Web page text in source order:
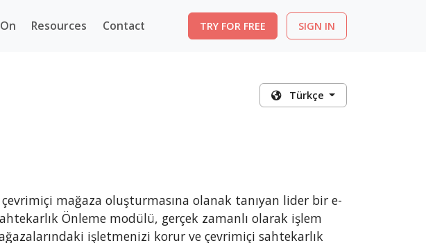
Resources Contact TRY FOR FREE SIGN IN
Türkçe
mağaza oluşturmasına olanak tanıyan lider bir e-
Önleme modülü, gerçek zamanlı olarak işlem
işletmenizi korur ve çevrimiçi sahtekarlık